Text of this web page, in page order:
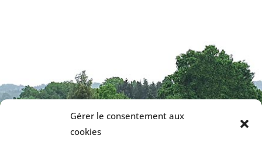
Gérer le consentement aux
cookies